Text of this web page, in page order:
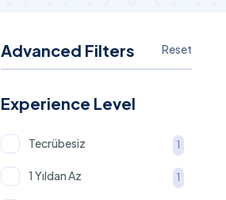
Advanced Filters Reset
Experience Level
Tecrübesiz 1
1 Yıldan Az 1